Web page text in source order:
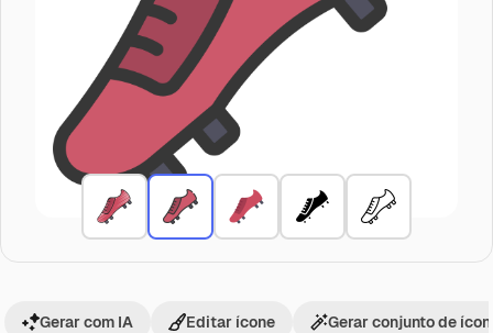
Gerar com IA Editar ícone Gerar conjunto de